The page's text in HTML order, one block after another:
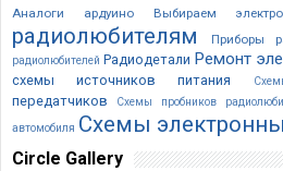
Аналоги ардуино Выбираем
радиолюбителям
Приборы
радиолюбителей Радиодетали Ремонт
схемы источников питания
передатчиков
Схемы пробников
автомобиля Cхемы
Circle Gallery